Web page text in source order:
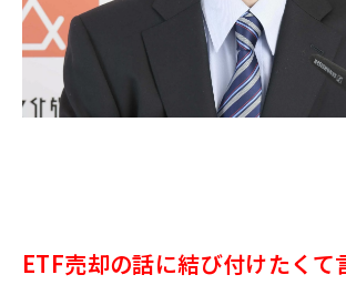
ETF売却の話に結び付けたくて